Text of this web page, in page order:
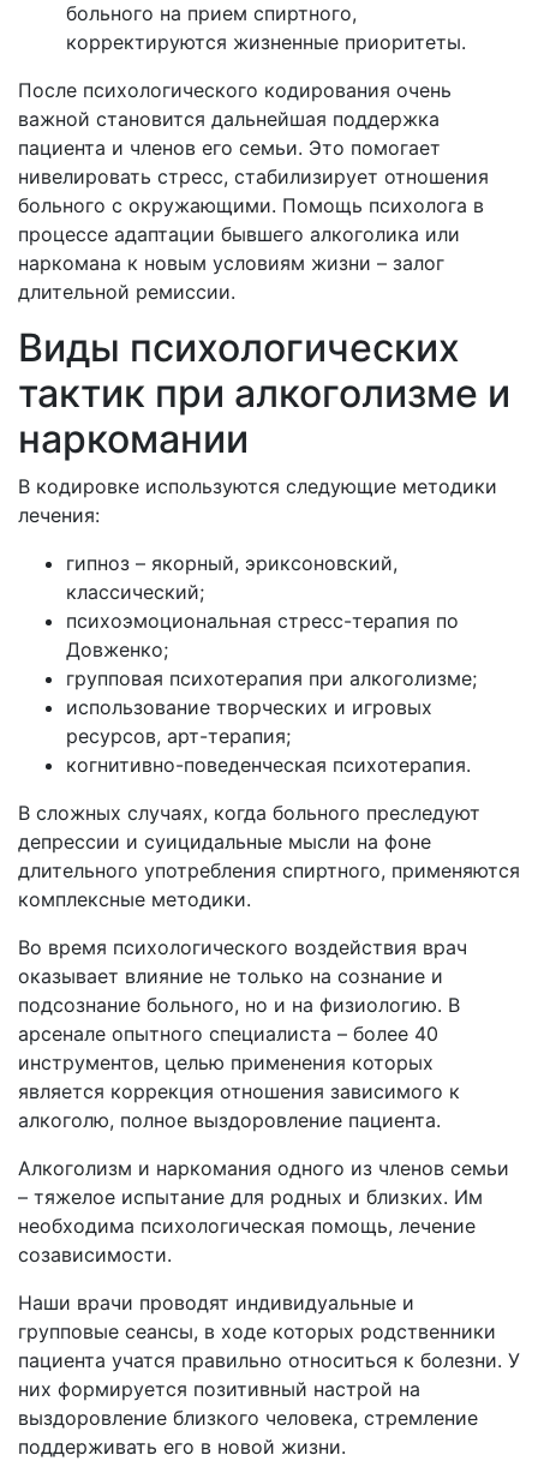
больного на прием спиртного,
корректируются жизненные приоритеты.
После психологического кодирования очень
важной становится дальнейшая поддержка
пациента и членов его семьи. Это помогает
нивелировать стресс, стабилизирует отношения
больного с окружающими. Помощь психолога в
процессе адаптации бывшего алкоголика или
наркомана к новым условиям жизни – залог
длительной ремиссии.
Виды психологических
тактик при алкоголизме и
наркомании
В кодировке используются следующие методики
лечения:
гипноз – якорный, эриксоновский,
классический;
психоэмоциональная стресс-терапия по
Довженко;
групповая психотерапия при алкоголизме;
использование творческих и игровых
ресурсов, арт-терапия;
когнитивно-поведенческая психотерапия.
В сложных случаях, когда больного преследуют
депрессии и суицидальные мысли на фоне
длительного употребления спиртного, применяются
комплексные методики.
Во время психологического воздействия врач
оказывает влияние не только на сознание и
подсознание больного, но и на физиологию. В
арсенале опытного специалиста – более 40
инструментов, целью применения которых
является коррекция отношения зависимого к
алкоголю, полное выздоровление пациента.
Алкоголизм и наркомания одного из членов семьи
– тяжелое испытание для родных и близких. Им
необходима психологическая помощь, лечение
созависимости.
Наши врачи проводят индивидуальные и
групповые сеансы, в ходе которых родственники
пациента учатся правильно относиться к болезни. У
них формируется позитивный настрой на
выздоровление близкого человека, стремление
поддерживать его в новой жизни.